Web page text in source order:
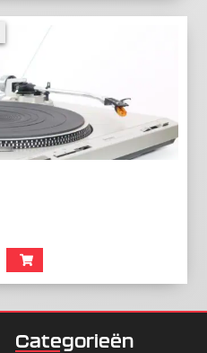
Categorieën